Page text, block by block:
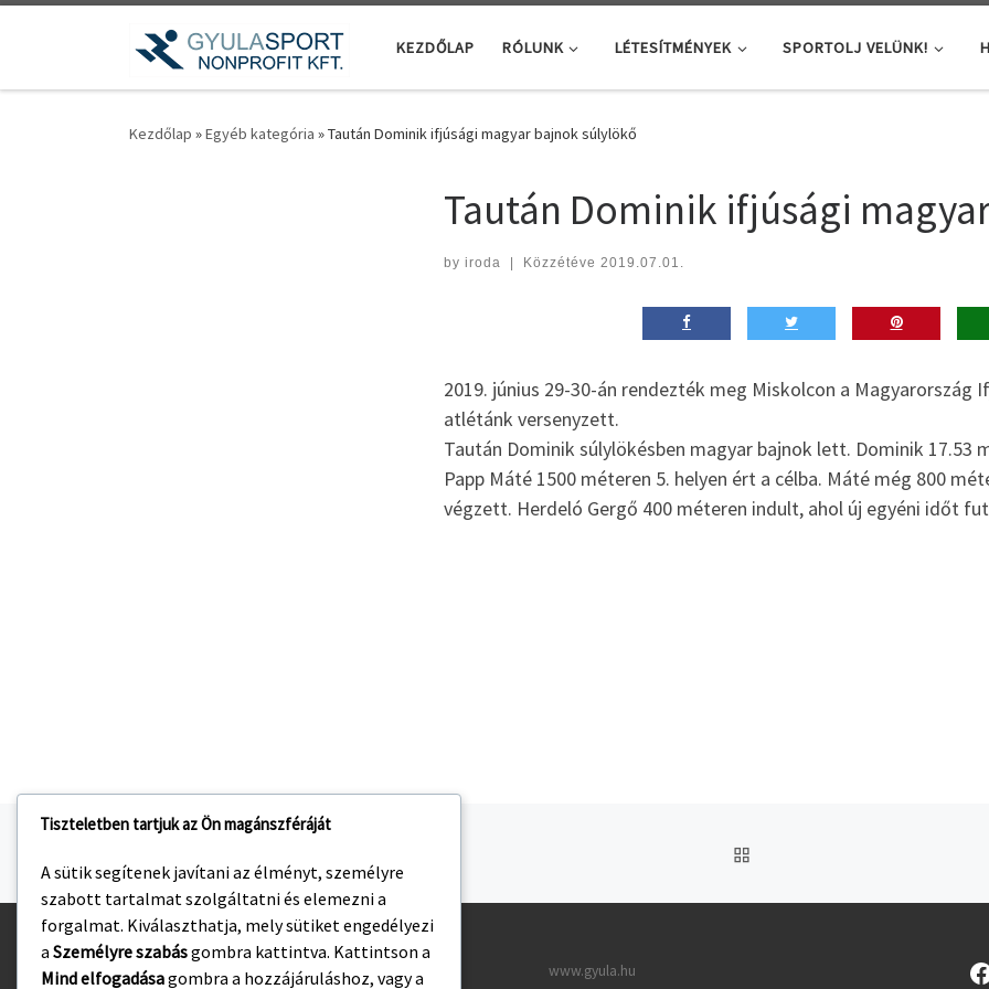
Teljes tartalom megjelenítése
KEZDŐLAP RÓLUNK LÉTESÍTMÉNYEK SPORTOLJ VELÜNK!
Kezdőlap »Egyéb kategória »Taután Dominik ifjúsági magyar bajnok súlylökő
Taután Dominik ifjúsági
by iroda | Közzétéve 2019.07.01.
2019. június 29-30-án rendezték meg Miskolcon a Magyarország
atlétánk versenyzett.
Taután Dominik súlylökésben magyar bajnok lett. Dominik 17.53
Papp Máté 1500 méteren 5. helyen ért a célba. Máté még 800
végzett. Herdeló Gergő 400 méteren indult, ahol új egyéni időt
Navigálás a bejegyzések között
jelen bejegyzés
Kezdőlap www.gyula.hu
Tiszteletben tartjuk az Ön magánszféráját
A sütik segítenek javítani az élményt, személyre
szabott tartalmat szolgáltatni és elemezni a
forgalmat. Kiválaszthatja, mely sütiket engedélyezi
a Személyre szabásgombra kattintva. Kattintson a
Mind elfogadásagombra a hozzájáruláshoz, vagy a